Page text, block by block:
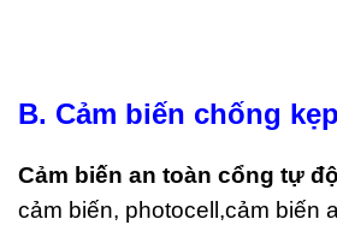
B. Cảm biến chống
Cảm biến an toàn cổng tự
cảm biến, photocell,cảm biến